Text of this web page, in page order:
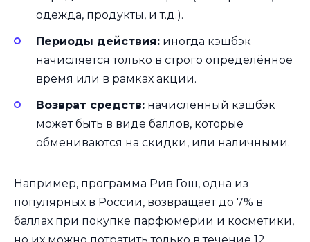
одежда, продукты, и т.д.).
Периоды действия: иногда кэшбэк
начисляется только в строго определённое
время или в рамках акции.
Возврат средств: начисленный кэшбэк
может быть в виде баллов, которые
обмениваются на скидки, или наличными.
Например, программа Рив Гош, одна из
популярных в России, возвращает до 7% в
баллах при покупке парфюмерии и косметики,